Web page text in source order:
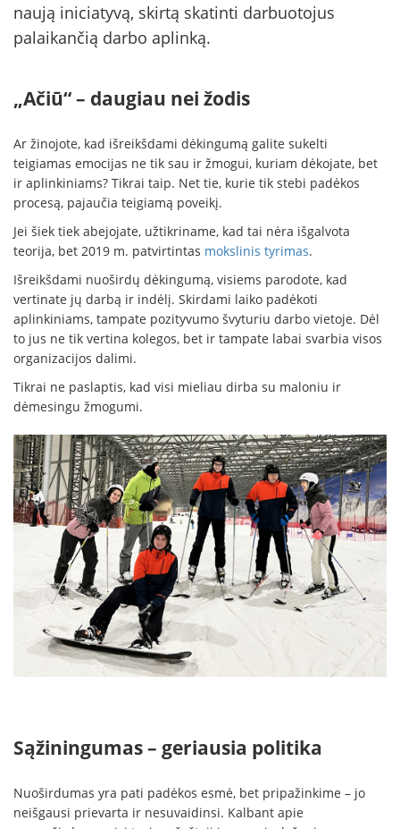
naują iniciatyvą, skirtą skatinti darbuotojus
palaikančią darbo aplinką.
„Ačiū“ – daugiau nei žodis
Ar žinojote, kad išreikšdami dėkingumą galite sukelti
teigiamas emocijas ne tik sau ir žmogui, kuriam dėkojate, bet
ir aplinkiniams? Tikrai taip. Net tie, kurie tik stebi padėkos
procesą, pajaučia teigiamą poveikį.
Jei šiek tiek abejojate, užtikriname, kad tai nėra išgalvota
teorija, bet 2019 m. patvirtintas mokslinis tyrimas.
Išreikšdami nuoširdų dėkingumą, visiems parodote, kad
vertinate jų darbą ir indėlį. Skirdami laiko padėkoti
aplinkiniams, tampate pozityvumo švyturiu darbo vietoje. Dėl
to jus ne tik vertina kolegos, bet ir tampate labai svarbia visos
organizacijos dalimi.
Tikrai ne paslaptis, kad visi mieliau dirba su maloniu ir
dėmesingu žmogumi.
Sąžiningumas – geriausia politika
Nuoširdumas yra pati padėkos esmė, bet pripažinkime – jo
neišgausi prievarta ir nesuvaidinsi. Kalbant apie